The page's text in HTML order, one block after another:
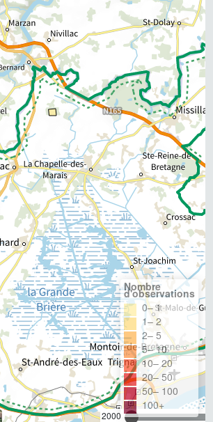
2000
Nombre
d'observations
0– 1
1– 2
2– 5
5– 10
10– 20
20– 50
50– 100
100+